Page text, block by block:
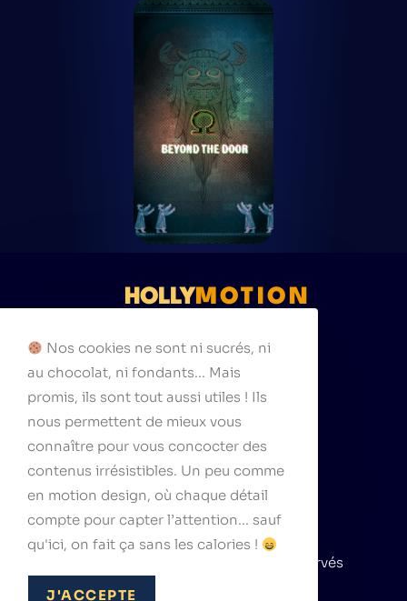
HOLLYMOTION
111 rue Cardinet
hello@hollymotion.com
Suivez-nous
© 2026 hollymotion, tous droits réservés
Nos cookies ne sont ni sucrés, ni
au chocolat, ni fondants... Mais
promis, ils sont tout aussi utiles ! Ils
nous permettent de mieux vous
connaître pour vous concocter des
contenus irrésistibles. Un peu comme
en motion design, où chaque détail
compte pour capter l’attention... sauf
qu'ici, on fait ça sans les calories !
J'ACCEPTE